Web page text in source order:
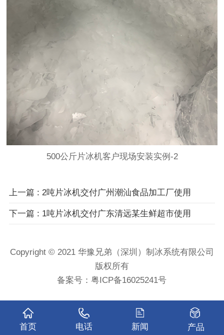
500公斤片冰机客户现场安装实例-2
上一篇 : 2吨片冰机交付广州潮汕食品加工厂使用
下一篇 : 1吨片冰机交付广东清远某生鲜超市使用
Copyright © 2021 华豫兄弟（深圳）制冰系统有限公司
版权所有
备案号：粤ICP备16025241号
首页 电话 新闻 产品